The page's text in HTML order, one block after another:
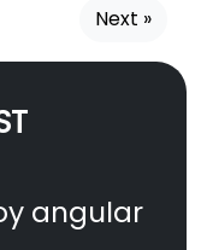
Next »
angular